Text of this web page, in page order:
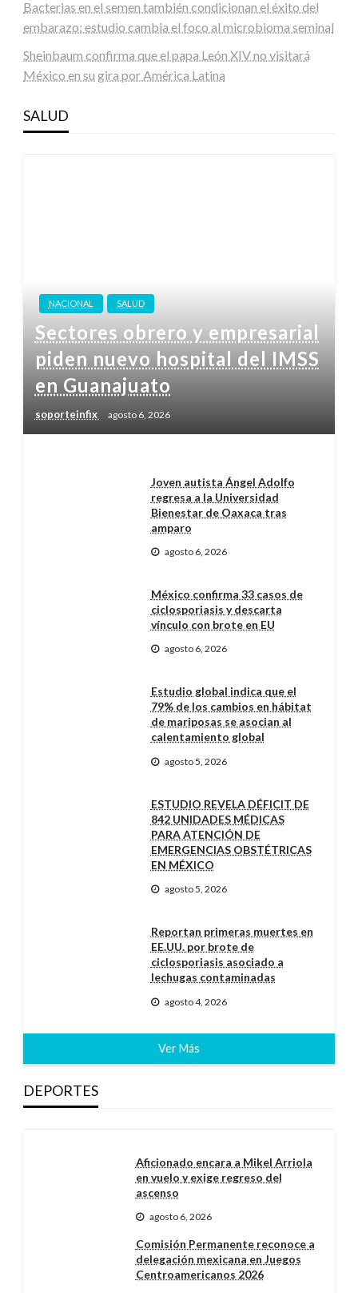
Bacterias en el semen también condicionan el éxito del
embarazo: estudio cambia el foco al microbioma seminal
Sheinbaum confirma que el papa León XIV no visitará
México en su gira por América Latina
SALUD
NACIONAL SALUD
Sectores obrero y empresarial
piden nuevo hospital del IMSS
en Guanajuato
soporteinfix agosto 6, 2026
Joven autista Ángel Adolfo
regresa a la Universidad
Bienestar de Oaxaca tras
amparo
agosto 6, 2026
México confirma 33 casos de
ciclosporiasis y descarta
vínculo con brote en EU
agosto 6, 2026
Estudio global indica que el
79% de los cambios en hábitat
de mariposas se asocian al
calentamiento global
agosto 5, 2026
ESTUDIO REVELA DÉFICIT DE
842 UNIDADES MÉDICAS
PARA ATENCIÓN DE
EMERGENCIAS OBSTÉTRICAS
EN MÉXICO
agosto 5, 2026
Reportan primeras muertes en
EE.UU. por brote de
ciclosporiasis asociado a
lechugas contaminadas
agosto 4, 2026
Ver Más
DEPORTES
Aficionado encara a Mikel Arriola
en vuelo y exige regreso del
ascenso
agosto 6, 2026
Comisión Permanente reconoce a
delegación mexicana en Juegos
Centroamericanos 2026